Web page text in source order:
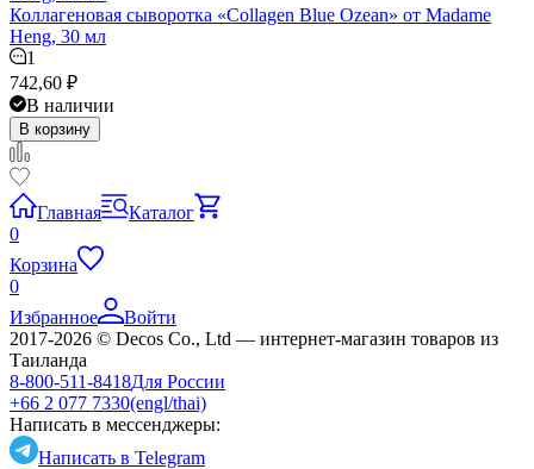
Коллагеновая сыворотка «Collagen Blue Ozean» от Madame
Heng, 30 мл
1
742,60 ₽
В наличии
В корзину
Главная
Каталог
0
Корзина
0
Избранное
Войти
2017-2026 © Decos Co., Ltd — интернет-магазин товаров из
Таиланда
8-800-511-8418Для России
+66 2 077 7330(engl/thai)
Написать в мессенджеры:
Написать в Telegram